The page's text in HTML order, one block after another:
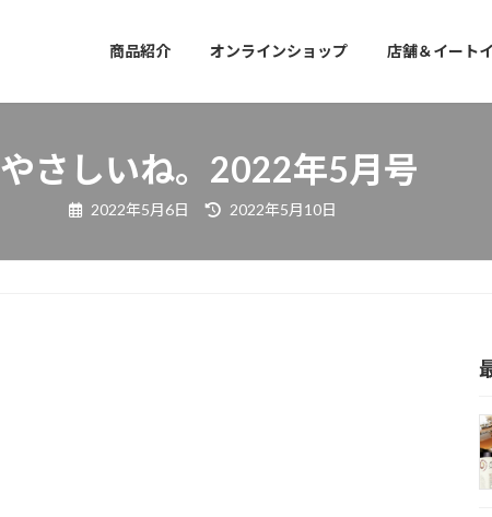
商品紹介 オンラインショップ 店舗＆イート
やさしいね。2022年5月号
2022年5月6日
最
2022年5月10日